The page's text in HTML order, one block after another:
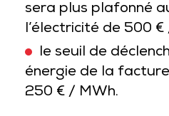
sera plus plafonné
l’électricité de 500 €
le seuil de
énergie de la
250 € / MWh.